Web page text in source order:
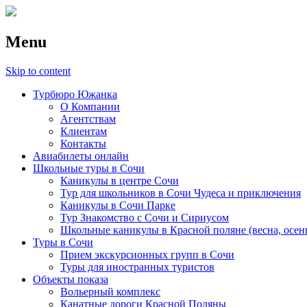
Menu
Skip to content
Турбюро Южанка
О Компании
Агентствам
Клиентам
Контакты
Авиабилеты онлайн
Школьные туры в Сочи
Каникулы в центре Сочи
Тур для школьников в Сочи Чудеса и приключения
Каникулы в Сочи Парке
Тур Знакомство с Сочи и Сириусом
Школьные каникулы в Красной поляне (весна,
Туры в Сочи
Прием экскурсионных групп в Сочи
Туры для иностранных туристов
Объекты показа
Вольерный комплекс
Канатные дороги Красной Поляны